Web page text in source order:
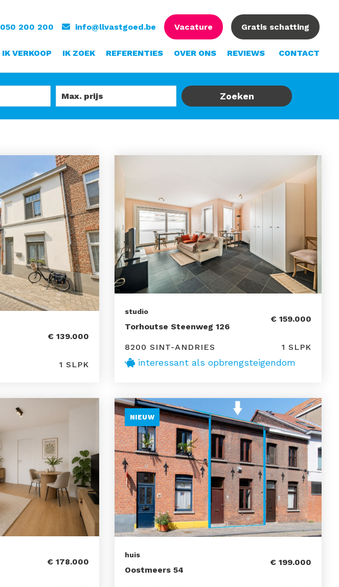
050 200 200 info@llvastgoed.be Vacature Gratis schatting
IK VERKOOP IK ZOEK REFERENTIES OVER ONS REVIEWS CONTACT
Zoeken
€ 139.000
1 SLPK
studio
Torhoutse Steenweg 126
€ 159.000
8200 SINT-ANDRIES 1 SLPK
interessant als opbrengsteigendom
€ 178.000
NIEUW
huis
Oostmeers 54
€ 199.000